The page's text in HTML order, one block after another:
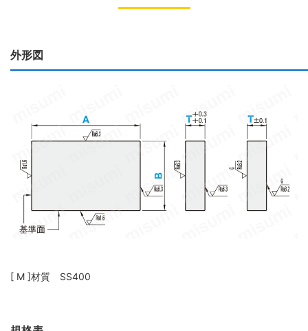
外形図
[ M ]材質 SS400